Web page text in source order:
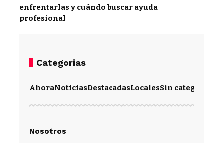
enfrentarlas y cuándo buscar ayuda
profesional
Categorias
AhoraNoticiasDestacadasLocalesSin categoría
Nosotros